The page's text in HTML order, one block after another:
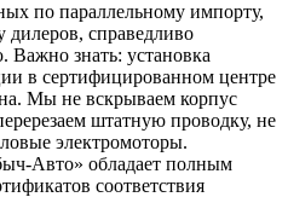
по параллельному импорту,
справедливо
Важно знать: установка
в сертифицированном центре
Мы не вскрываем корпус
штатную проводку, не
электромоторы.
Авто» обладает полным
соответствия